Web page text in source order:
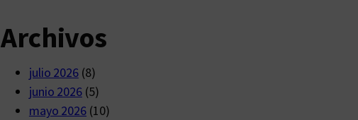
Archivos
julio 2026(8)
junio 2026(5)
mayo 2026 (10)